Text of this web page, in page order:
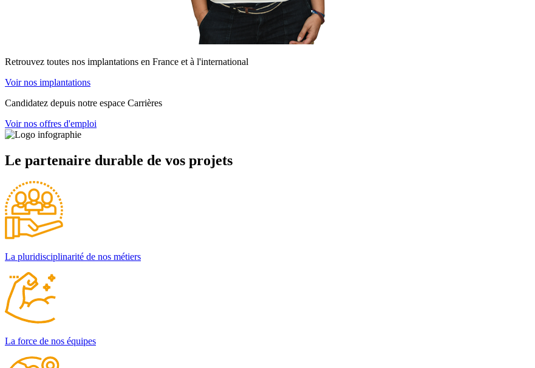
Retrouvez toutes nos implantations en France et à l'international
Voir nos implantations
Candidatez depuis notre espace Carrières
Voir nos offres d'emploi
Le partenaire durable de vos projets
La pluridisciplinarité de nos métiers
La force de nos équipes